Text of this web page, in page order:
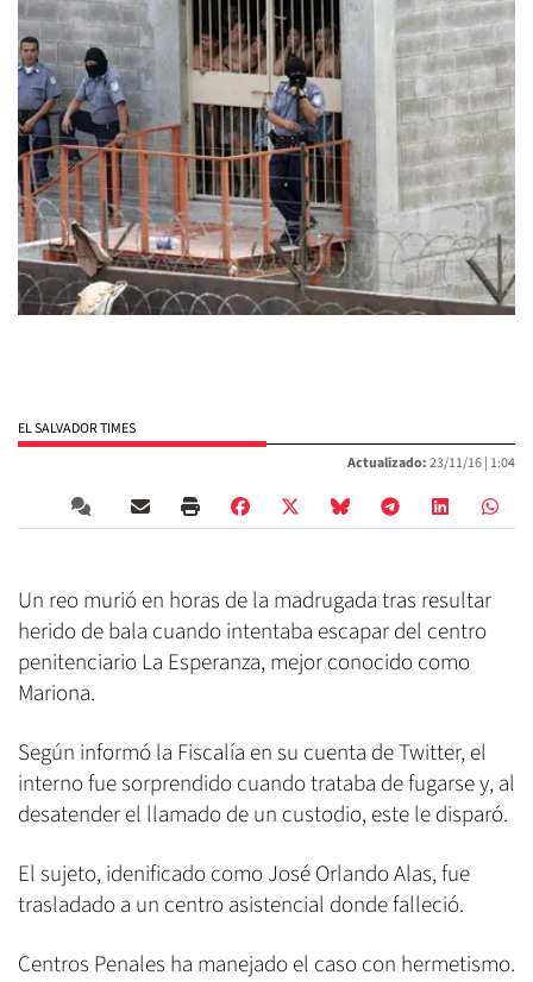
EL SALVADOR TIMES
Actualizado:23/11/16 | 1:04
Un reo murió en horas de la madrugada tras resultar
herido de bala cuando intentaba escapar del centro
penitenciario La Esperanza, mejor conocido como
Mariona.
Según informó la Fiscalía en su cuenta de Twitter, el
interno fue sorprendido cuando trataba de fugarse y, al
desatender el llamado de un custodio, este le disparó.
El sujeto, idenificado como José Orlando Alas, fue
trasladado a un centro asistencial donde falleció.
Centros Penales ha manejado el caso con hermetismo.